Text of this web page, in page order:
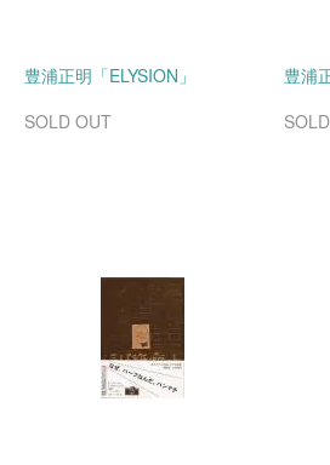
豊浦正明「ELYSION」
SOLD OUT
豊浦